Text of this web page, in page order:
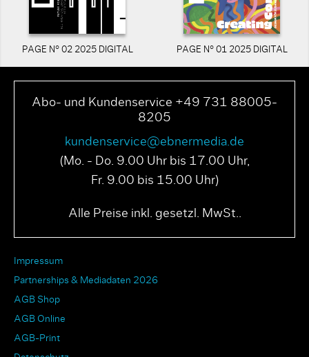
PAGE N° 02 2025 DIGITAL PAGE N° 01 2025 DIGITAL
Abo- und Kundenservice +49 731 88005-
8205
kundenservice@ebnermedia.de
(Mo. - Do. 9.00 Uhr bis 17.00 Uhr,
Fr. 9.00 bis 15.00 Uhr)
Alle Preise inkl. gesetzl. MwSt..
Impressum
Partnerships & Mediadaten 2026
AGB Shop
AGB Online
AGB-Print